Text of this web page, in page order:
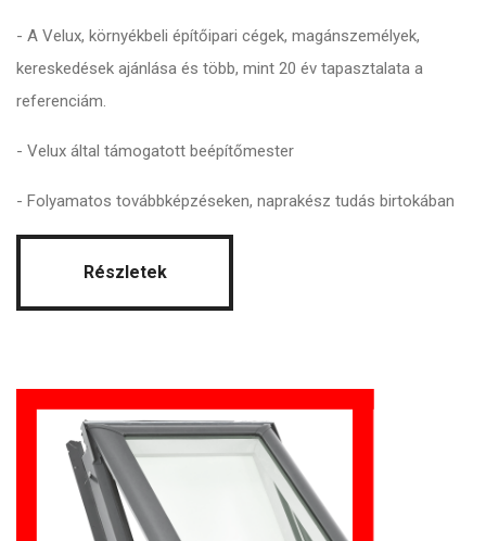
- A Velux, környékbeli építőipari cégek, magánszemélyek,
kereskedések ajánlása és több, mint 20 év tapasztalata a
referenciám.
- Velux által támogatott beépítőmester
- Folyamatos továbbképzéseken, naprakész tudás birtokában
Részletek